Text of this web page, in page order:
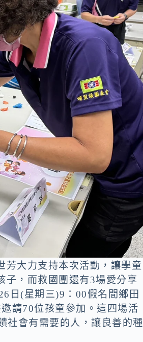
芳大力支持本次活動，讓學童
子，而救國團還有3場愛分享
日(星期三)9：00假名間鄉田
請70位孩童參加。這四場活
社會有需要的人，讓良善的種